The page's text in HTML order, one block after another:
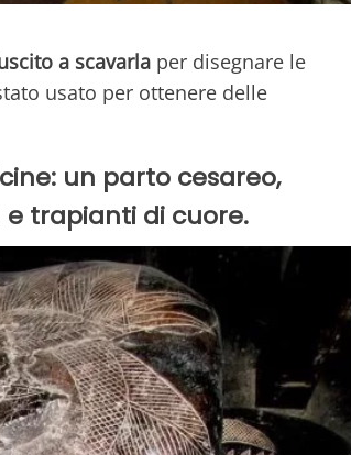
a scavarla per disegnare le
usato per ottenere delle
un parto cesareo,
trapianti di cuore.